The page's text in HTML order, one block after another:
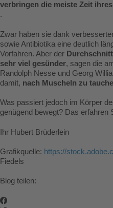
verbringen die meiste Zeit
.
Zwar haben sie dank
sowie Antibiotika eine deutlich
Vorfahren. Aber der
sehr viel gesünder, sagen die
Randolph Nesse und Georg
damit, nach Muscheln zu
Was passiert jedoch im Körper
genügend bewegt? Das erfahren
Ihr Hubert Brüderlein
Grafikquelle: https://
Fiedels
Blog teilen: